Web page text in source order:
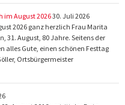
im August 202630. Juli 2026
2026 ganz herzlich Frau Marita
31. August, 80 Jahre. Seitens der
alles Gute, einen schönen Festtag
Ortsbürgermeister